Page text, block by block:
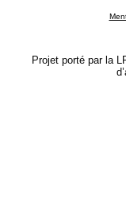
Projet porté par la